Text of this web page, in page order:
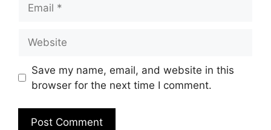
Save my name, email, and website in this
browser for the next time I comment.